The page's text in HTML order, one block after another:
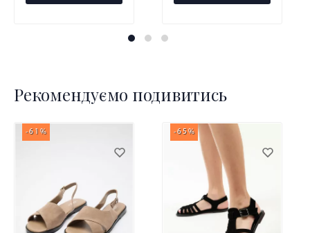
Рекомендуємо подивитись
-61% -65%